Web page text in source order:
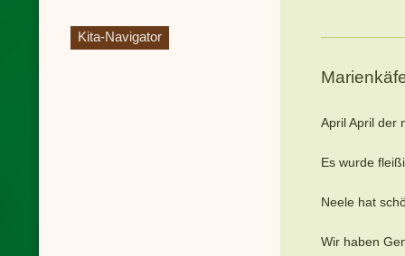
April April der
Es wurde
Neele hat
Wir haben
Kita-Navigator